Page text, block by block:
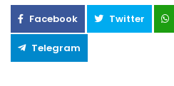
Facebook Twitter
Telegram